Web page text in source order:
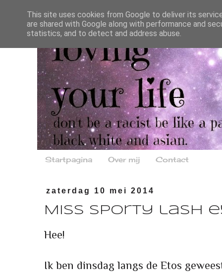
Startpagina Over mij Contact
zaterdag 10 mei 2014
Miss Sporty lash
Hee!
Ik ben dinsdag langs de Etos
This site uses cookies from Google to deliver its
are shared with Google along with performance and
statistics, and to detect and address abuse.